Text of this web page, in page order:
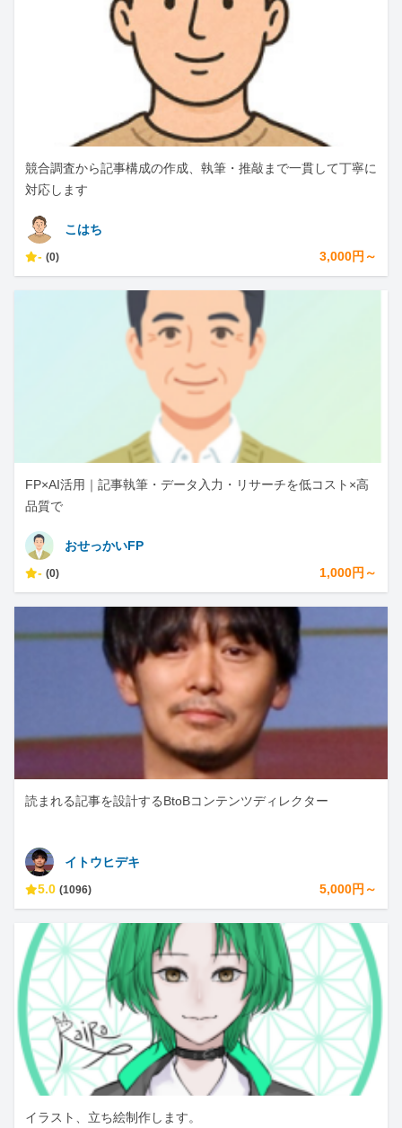
競合調査から記事構成の作成、執筆・推敲まで一貫して丁寧に
対応します
こはち
- (0) 3,000円～
FP×AI活用｜記事執筆・データ入力・リサーチを低コスト×高
品質で
おせっかいFP
- (0) 1,000円～
読まれる記事を設計するBtoBコンテンツディレクター
イトウヒデキ
5.0 (1096) 5,000円～
イラスト、立ち絵制作します。